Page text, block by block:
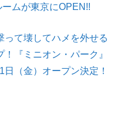
ムが東京にOPEN!!
って壊してハメを外せる
『ミニオン・パーク』
（金）オープン決定！